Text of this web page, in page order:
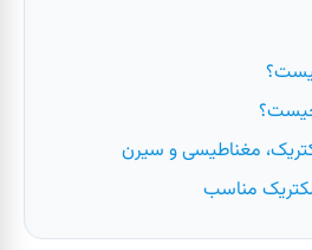
چیست؟
مغناطیسی و سیرن
مناسب